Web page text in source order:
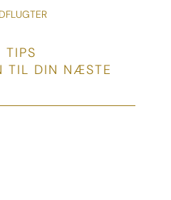
TIL DIN NÆSTE